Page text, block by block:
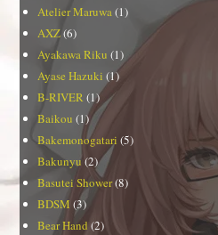
Atelier Maruwa(1)
AXZ(6)
Ayakawa Riku (1)
Ayase Hazuki (1)
B-RIVER (1)
Baikou (1)
Bakemonogatari (5)
Bakunyu(2)
Basutei Shower(8)
BDSM (3)
Bear Hand(2)